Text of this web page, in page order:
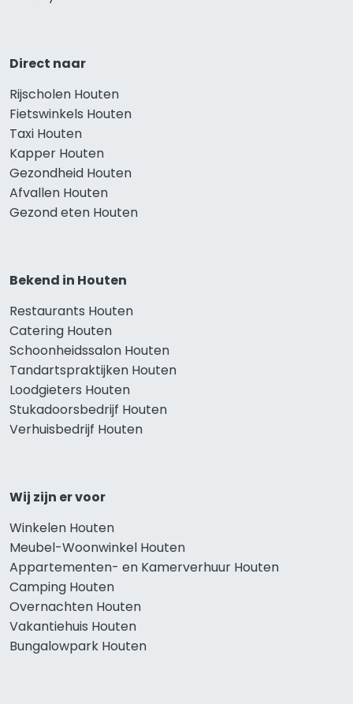
Direct naar
Rijscholen Houten
Fietswinkels Houten
Taxi Houten
Kapper Houten
Gezondheid Houten
Afvallen Houten
Gezond eten Houten
Bekend in Houten
Restaurants Houten
Catering Houten
Schoonheidssalon Houten
Tandartspraktijken Houten
Loodgieters Houten
Stukadoorsbedrijf Houten
Verhuisbedrijf Houten
Wij zijn er voor
Winkelen Houten
Meubel-Woonwinkel Houten
Appartementen- en Kamerverhuur Houten
Camping Houten
Overnachten Houten
Vakantiehuis Houten
Bungalowpark Houten